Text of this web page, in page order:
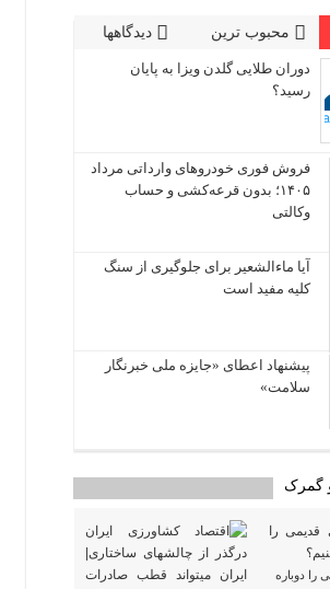
محبوب ترین دیدگاهها
دوران طلایی گلدن ویزا به پایان
رسید؟
فروش فوری خودروهای وارداتی مرداد
۱۴۰۵؛ بدون قرعه‌کشی و حساب
وکالتی
آیا ماءالشعیر برای جلوگیری از سنگ
کلیه مفید است
پیشنهاد اعطای «جایزه ملی خبرنگار
سلامت»
و گمرک
دوباره